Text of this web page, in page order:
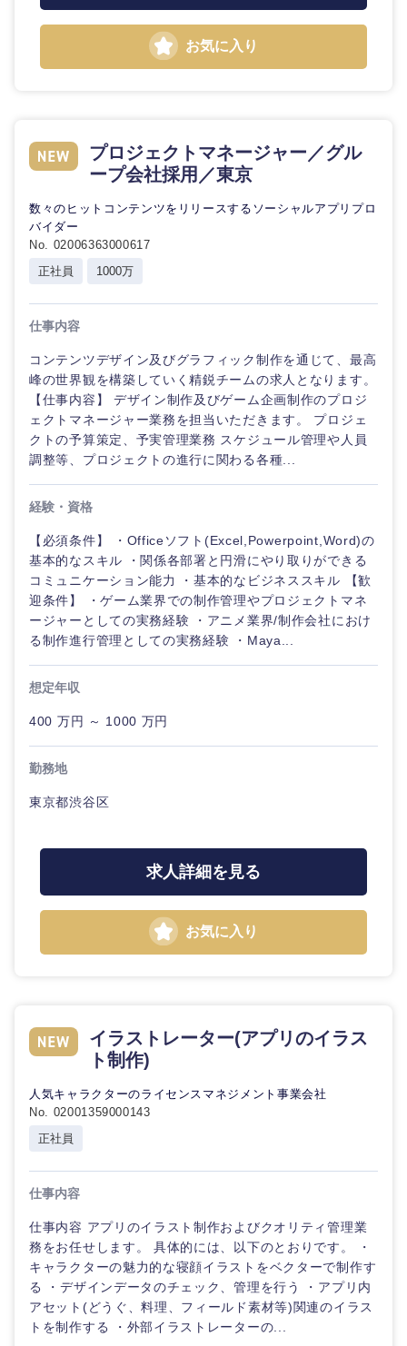
その他
千葉県 東京都
甲信越・北陸
富山県
山梨県 長野県
お気に入り
プロジェクトマネージャー／グル
ープ会社採用／東京
数々のヒットコンテンツをリリースするソーシャルアプリプロ
バイダー
No. 02006363000617
正社員
1000万
仕事内容
コンテンツデザイン及びグラフィック制作を通じて、最高
峰の世界観を構築していく精鋭チームの求人となります。
【仕事内容】 デザイン制作及びゲーム企画制作のプロジ
ェクトマネージャー業務を担当いただきます。 プロジェ
クトの予算策定、予実管理業務 スケジュール管理や人員
調整等、プロジェクトの進行に関わる各種...
経験・資格
【必須条件】 ・Officeソフト(Excel,Powerpoint,Word)の
基本的なスキル ・関係各部署と円滑にやり取りができる
コミュニケーション能力 ・基本的なビジネススキル 【歓
迎条件】 ・ゲーム業界での制作管理やプロジェクトマネ
ージャーとしての実務経験 ・アニメ業界/制作会社におけ
る制作進行管理としての実務経験 ・Maya...
想定年収
400 万円 ～ 1000 万円
勤務地
東京都渋谷区
求人詳細を見る
お気に入り
イラストレーター(アプリのイラス
ト制作)
人気キャラクターのライセンスマネジメント事業会社
No. 02001359000143
正社員
仕事内容
仕事内容 アプリのイラスト制作およびクオリティ管理業
務をお任せします。 具体的には、以下のとおりです。 ・
キャラクターの魅力的な寝顔イラストをベクターで制作す
る ・デザインデータのチェック、管理を行う ・アプリ内
アセット(どうぐ、料理、フィールド素材等)関連のイラス
トを制作する ・外部イラストレーターの...